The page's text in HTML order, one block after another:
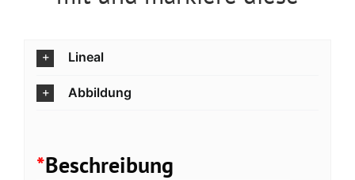
Lineal
Abbildung
*Beschreibung